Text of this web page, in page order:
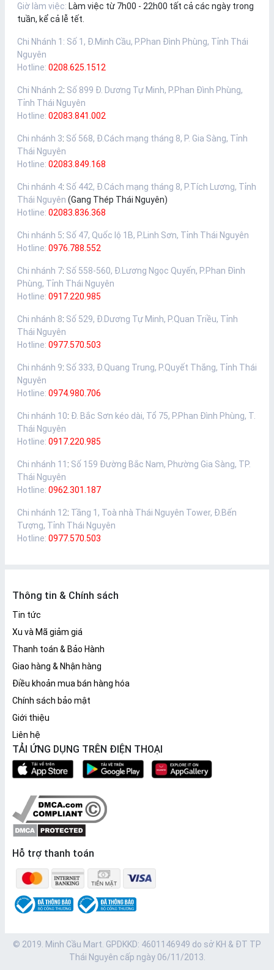
Giờ làm việc: Làm việc từ 7h00 - 22h00 tất cả các ngày trong
tuần, kể cả lễ tết.
Chi Nhánh 1 : Số 1, Đ.Minh Cầu, P.Phan Đình Phùng, Tỉnh Thái
Nguyên
Hotline: 0208.625.1512
Chi Nhánh 2: Số 899 Đ. Dương Tự Minh, P.Phan Đình Phùng,
Tỉnh Thái Nguyên
Hotline: 02083.841.002
Chi nhánh 3: Số 568, Đ.Cách mạng tháng 8, P. Gia Sàng, Tỉnh
Thái Nguyên
Hotline: 02083.849.168
Chi nhánh 4: Số 442, Đ.Cách mạng tháng 8, P.Tích Lương, Tỉnh
Thái Nguyên (Gang Thép Thái Nguyên)
Hotline: 02083.836.368
Chi nhánh 5: Số 47, Quốc lộ 1B, P.Linh Sơn, Tỉnh Thái Nguyên
Hotline: 0976.788.552
Chi nhánh 7: Số 558-560, Đ.Lương Ngọc Quyến, P.Phan Đình
Phùng, Tỉnh Thái Nguyên
Hotline: 0917.220.985
Chi nhánh 8: Số 529, Đ.Dương Tự Minh, P.Quan Triều, Tỉnh
Thái Nguyên
Hotline: 0977.570.503
Chi nhánh 9: Số 333, Đ.Quang Trung, P.Quyết Thắng, Tỉnh Thái
Nguyên
Hotline: 0974.980.706
Chi nhánh 10: Đ. Bắc Sơn kéo dài, Tổ 75, P.Phan Đình Phùng, T.
Thái Nguyên
Hotline: 0917.220.985
Chi nhánh 11 : Số 159 Đường Bắc Nam, Phường Gia Sàng, TP.
Thái Nguyên
Hotline: 0962.301.187
Chi nhánh 12: Tầng 1, Toà nhà Thái Nguyên Tower, Đ.Bến
Tượng, Tỉnh Thái Nguyên
Hotline: 0977.570.503
Thông tin & Chính sách
Tin tức
Xu và Mã giảm giá
Thanh toán & Bảo Hành
Giao hàng & Nhận hàng
Điều khoản mua bán hàng hóa
Chính sách bảo mật
Giới thiệu
Liên hệ
TẢI ỨNG DỤNG TRÊN ĐIỆN THOẠI
Hỗ trợ thanh toán
© 2019. Minh Cầu Mart. GPDKKD: 4601146949 do sở KH & ĐT TP
Thái Nguyên cấp ngày 06/11/2013.